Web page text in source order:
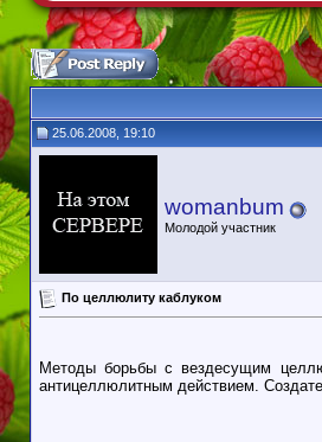
25.06.2008, 19:10
womanbum
Молодой участник
По целлюлиту каблуком
Методы борьбы с вездесущим
антицеллюлитным действием.